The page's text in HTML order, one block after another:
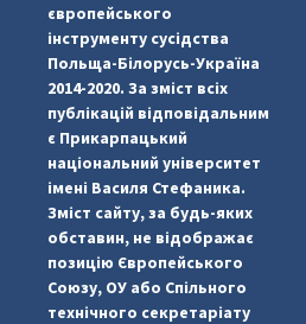
європейського
інструменту сусідства
Польща-Білорусь-Україна
2014-2020. За зміст всіх
публікацій відповідальним
є Прикарпацький
національний університет
імені Василя Стефаника.
Зміст сайту, за будь-яких
обставин, не відображає
позицію Європейського
Союзу, ОУ або Спільного
технічного секретаріату